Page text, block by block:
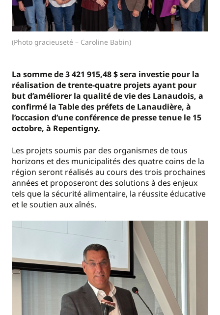
(Photo gracieuseté – Caroline Babin)
La somme de 3 421 915,48 $ sera investie pour la
réalisation de trente-quatre projets ayant pour
but d’améliorer la qualité de vie des Lanaudois, a
confirmé la Table des préfets de Lanaudière, à
l’occasion d’une conférence de presse tenue le 15
octobre, à Repentigny.
Les projets soumis par des organismes de tous
horizons et des municipalités des quatre coins de la
région seront réalisés au cours des trois prochaines
années et proposeront des solutions à des enjeux
tels que la sécurité alimentaire, la réussite éducative
et le soutien aux aînés.